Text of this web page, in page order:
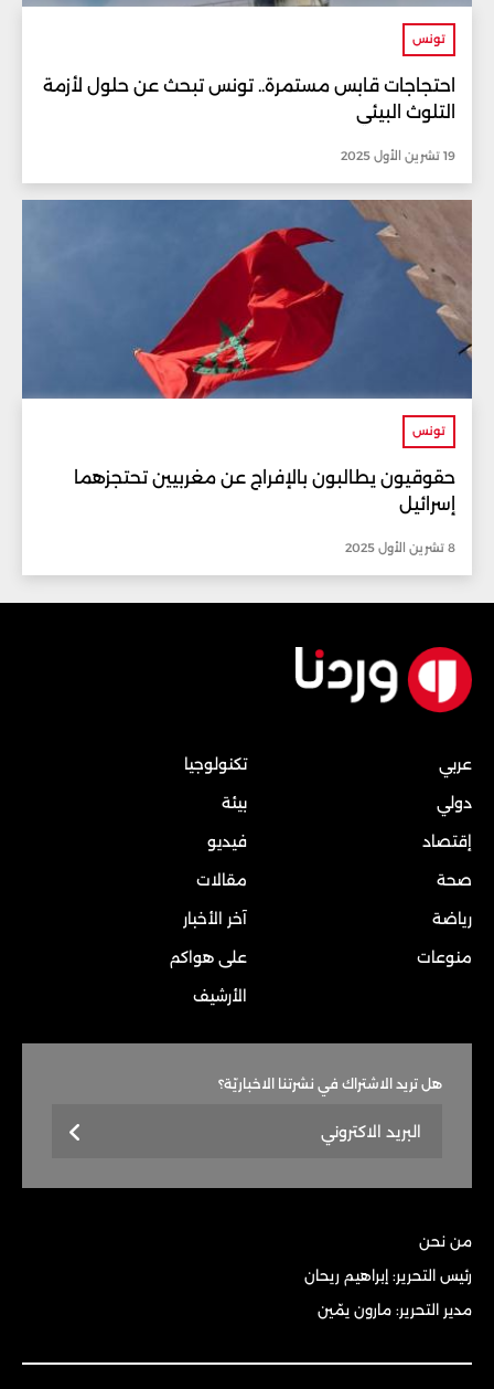
تونس
احتجاجات قابس مستمرة.. تونس تبحث عن حلول لأزمة
التلوث البيئي
19 تشرين الأول 2025
تونس
حقوقيون يطالبون بالإفراج عن مغربيين تحتجزهما
إسرائيل
8 تشرين الأول 2025
عربي
دولي
إقتصاد
صحة
رياضة
منوعات
تكنولوجيا
بيئة
فيديو
مقالات
آخر الأخبار
على هواكم
الأرشيف
هل تريد الاشتراك في نشرتنا الاخباريّة؟
من نحن
رئيس التحرير: إبراهيم ريحان
مدير التحرير: مارون يمّين